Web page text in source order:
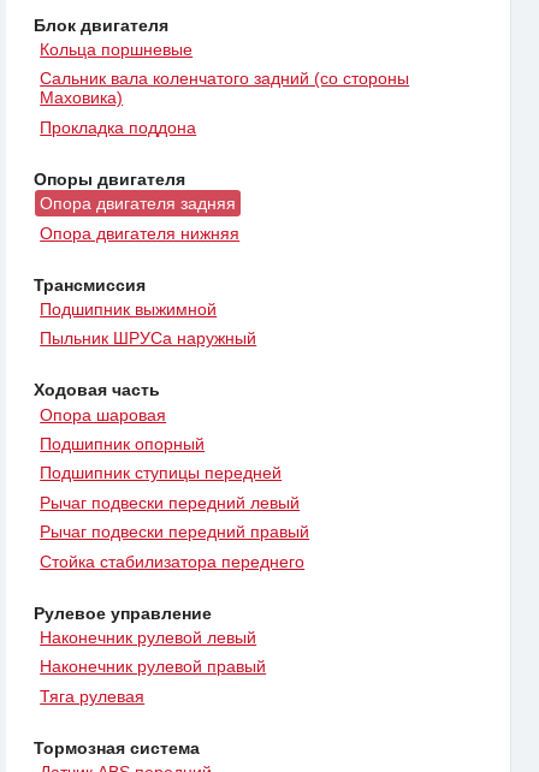
Блок двигателя
Кольца поршневые
Сальник вала коленчатого задний (со стороны
Маховика)
Прокладка поддона
Опоры двигателя
Опора двигателя задняя
Опора двигателя нижняя
Трансмиссия
Подшипник выжимной
Пыльник ШРУСа наружный
Ходовая часть
Опора шаровая
Подшипник опорный
Подшипник ступицы передней
Рычаг подвески передний левый
Рычаг подвески передний правый
Стойка стабилизатора переднего
Рулевое управление
Наконечник рулевой левый
Наконечник рулевой правый
Тяга рулевая
Тормозная система